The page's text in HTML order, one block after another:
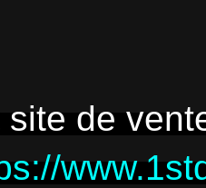
site de